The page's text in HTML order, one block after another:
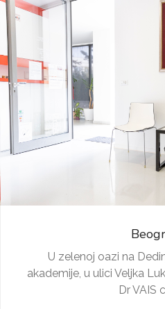
U zelenoj oazi na
akademije, u ulici Veljka
Dr VAIS